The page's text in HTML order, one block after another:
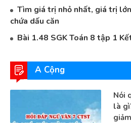
Tìm giá trị nhỏ nhất, giá trị
chứa dấu căn
Bài 1.48 SGK Toán 8 tập 1
A Cộng
Nói
là